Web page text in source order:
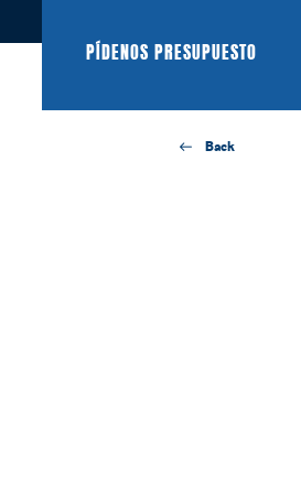
PÍDENOS PRESUPUESTO
Back